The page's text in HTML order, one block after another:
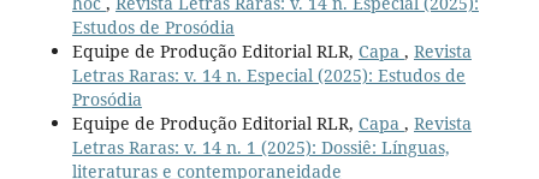
Estudos de Prosódia
Equipe de Produção Editorial RLR, Capa , Revista
Letras Raras: v. 14 n. Especial (2025): Estudos de
Prosódia
Equipe de Produção Editorial RLR, Capa , Revista
Letras Raras: v. 14 n. 1 (2025): Dossiê: Línguas,
literaturas e contemporaneidade